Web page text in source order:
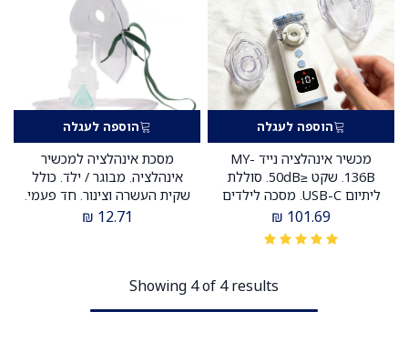
הוספה לעגלה
מכשיר אינהלציה נייד MY-
136B. שקט ≤50dB. סוללת
ליתיום USB-C. מסכה לילדים
ומבוגרים. ס.מדיק יבוא
101.69
₪
הוספה לעגלה
מסכת אינהלציה למכשיר
אינהלציה. מבוגר / ילד. כולל
שקית העשרה וצינור. חד פעמי.
ס.מדיק יבוא
12.71
₪
Showing 4 of 4 results